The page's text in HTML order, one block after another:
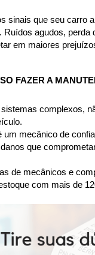
sinais que seu carro
Ruídos agudos,
em maiores
FAZER A
complexos,
um mecânico de
que
de mecânicos e
com mais de